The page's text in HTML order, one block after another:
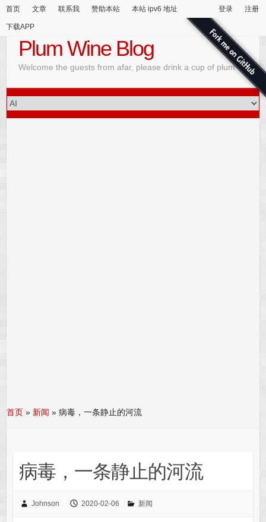
首页 文章 联系我 赞助本站 本站 ipv6 地址
下载APP
登录 注册
Plum Wine Blog
Welcome the guests from afar, please drink a cup of plum wine
首页 » 新闻 »病毒，一条静止的河流
病毒，一条静止的河流
Johnson 2020-02-06 新闻